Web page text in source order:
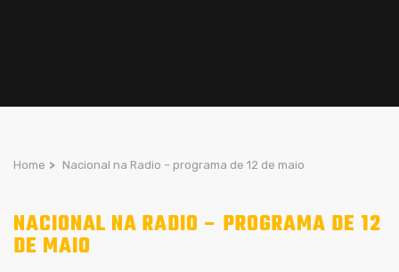
Home > Nacional na Radio – programa de 12 de maio
NACIONAL NA RADIO – PROGRAMA DE 12
DE MAIO